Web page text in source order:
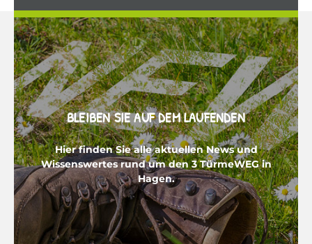
BLEIBEN SIE AUF DEM LAUFENDEN
Hier finden Sie alle aktuellen News und
Wissenswertes rund um den 3 TürmeWEG in
Hagen.